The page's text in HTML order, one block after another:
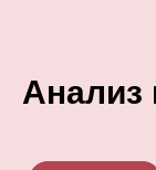
Анализ